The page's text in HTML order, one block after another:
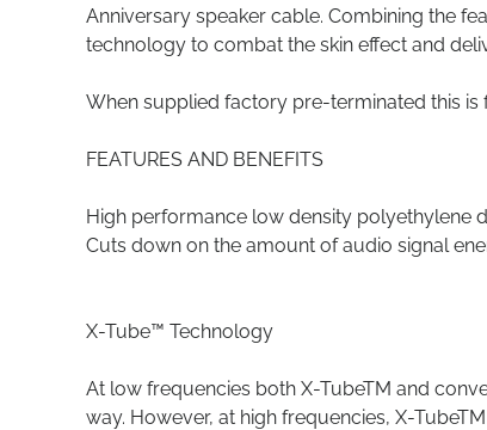
Anniversary speaker cable. Combining the
technology to combat the skin effect and
When supplied factory pre-terminated this is
FEATURES AND BENEFITS
High performance low density polyethylene
Cuts down on the amount of audio signal
X-Tube™ Technology
At low frequencies both X-TubeTM and
way. However, at high frequencies, X-